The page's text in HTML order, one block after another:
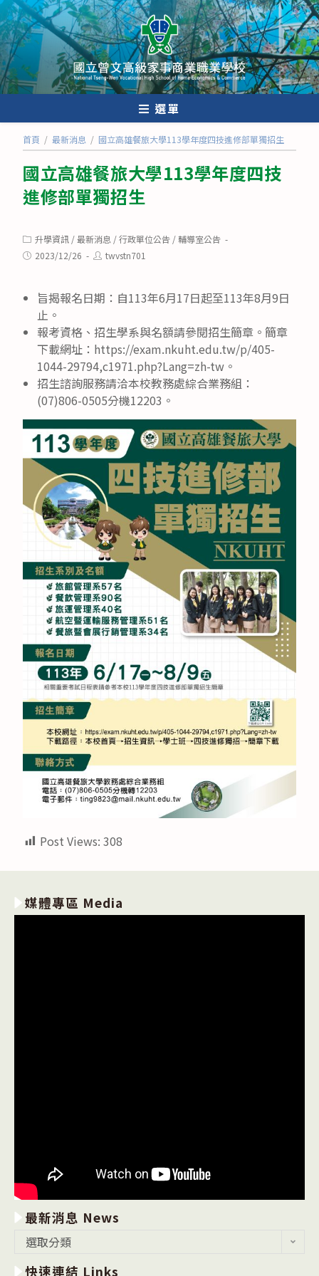
跳
轉
至
主
要
內
選單
首頁 / 最新消息 / 國立高雄餐旅大學113學年度四技進修部單獨招生
國立高雄餐旅大學113學年度四技
進修部單獨招生
Post
category:
升學資訊 /最新消息 /行政單位公告 /輔導室公告
Post2023/12/26
Posttwvstn701
旨揭報名日期：自113年6月17日起至113年8月9日
止。
報考資格、招生學系與名額請參閱招生簡章。簡章
下載網址：https://exam.nkuht.edu.tw/p/405-
1044-29794,c1971.php?Lang=zh-tw。
招生諮詢服務請洽本校教務處綜合業務組：
(07)806-0505分機12203。
Post Views: 308
媒體專區 Media
最新消息 News
消
選取分類
快速連結 Links